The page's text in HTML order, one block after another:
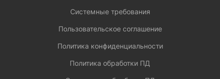
Системные требования
Пользовательское соглашение
Политика конфиденциальности
Политика обработки ПД